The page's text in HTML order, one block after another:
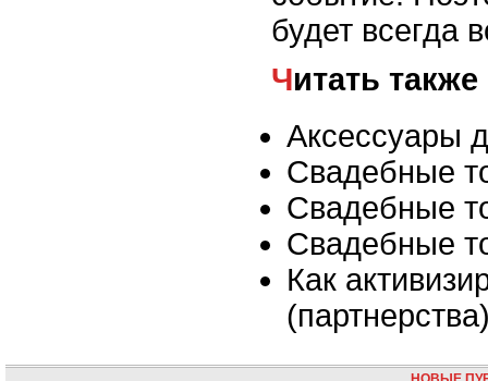
будет всегда
Читать также
Аксессуары
Свадебные
Свадебные
Свадебные
Как